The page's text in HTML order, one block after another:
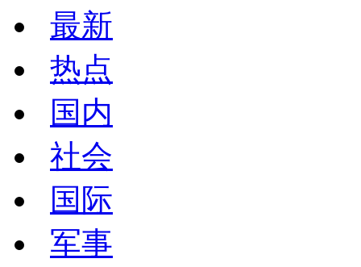
最新
热点
国内
社会
国际
军事